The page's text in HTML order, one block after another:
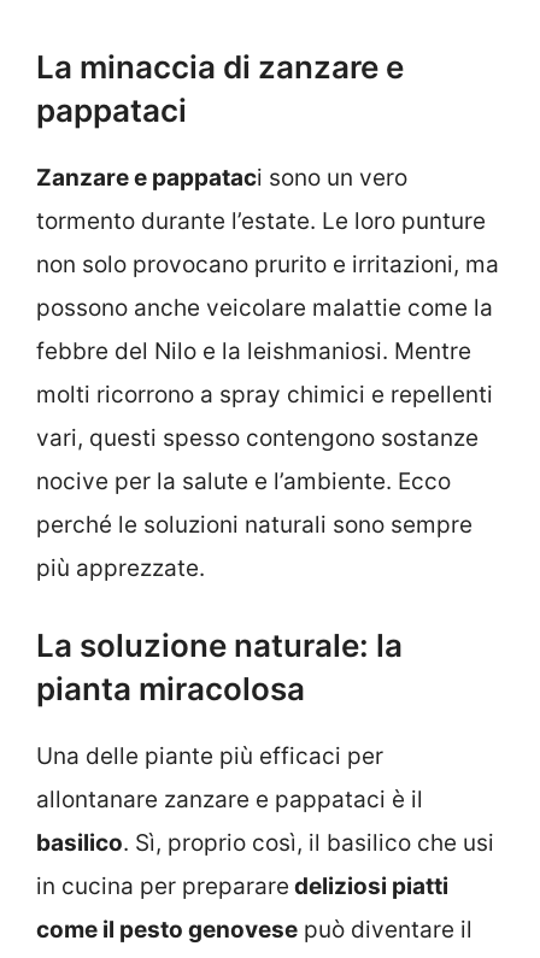
La minaccia di zanzare e
pappataci
Zanzare e pappataci sono un vero
tormento durante l’estate. Le loro punture
non solo provocano prurito e irritazioni, ma
possono anche veicolare malattie come la
febbre del Nilo e la leishmaniosi. Mentre
molti ricorrono a spray chimici e repellenti
vari, questi spesso contengono sostanze
nocive per la salute e l’ambiente. Ecco
perché le soluzioni naturali sono sempre
più apprezzate.
La soluzione naturale: la
pianta miracolosa
Una delle piante più efficaci per
allontanare zanzare e pappataci è il
basilico. Sì, proprio così, il basilico che usi
in cucina per preparare deliziosi piatti
come il pesto genovese può diventare il